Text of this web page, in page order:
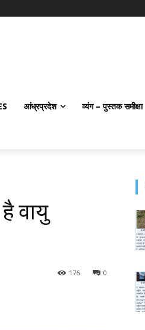
आंध्रप्रदेश व्यंग – पुस्तक समीक्षा
वायु
0
176